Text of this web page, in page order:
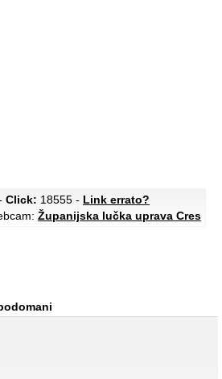
Click: 18555 - Link errato?
Županijska lučka uprava Cres